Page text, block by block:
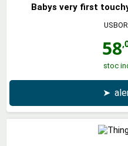
Babys very first
58
stoc
➤